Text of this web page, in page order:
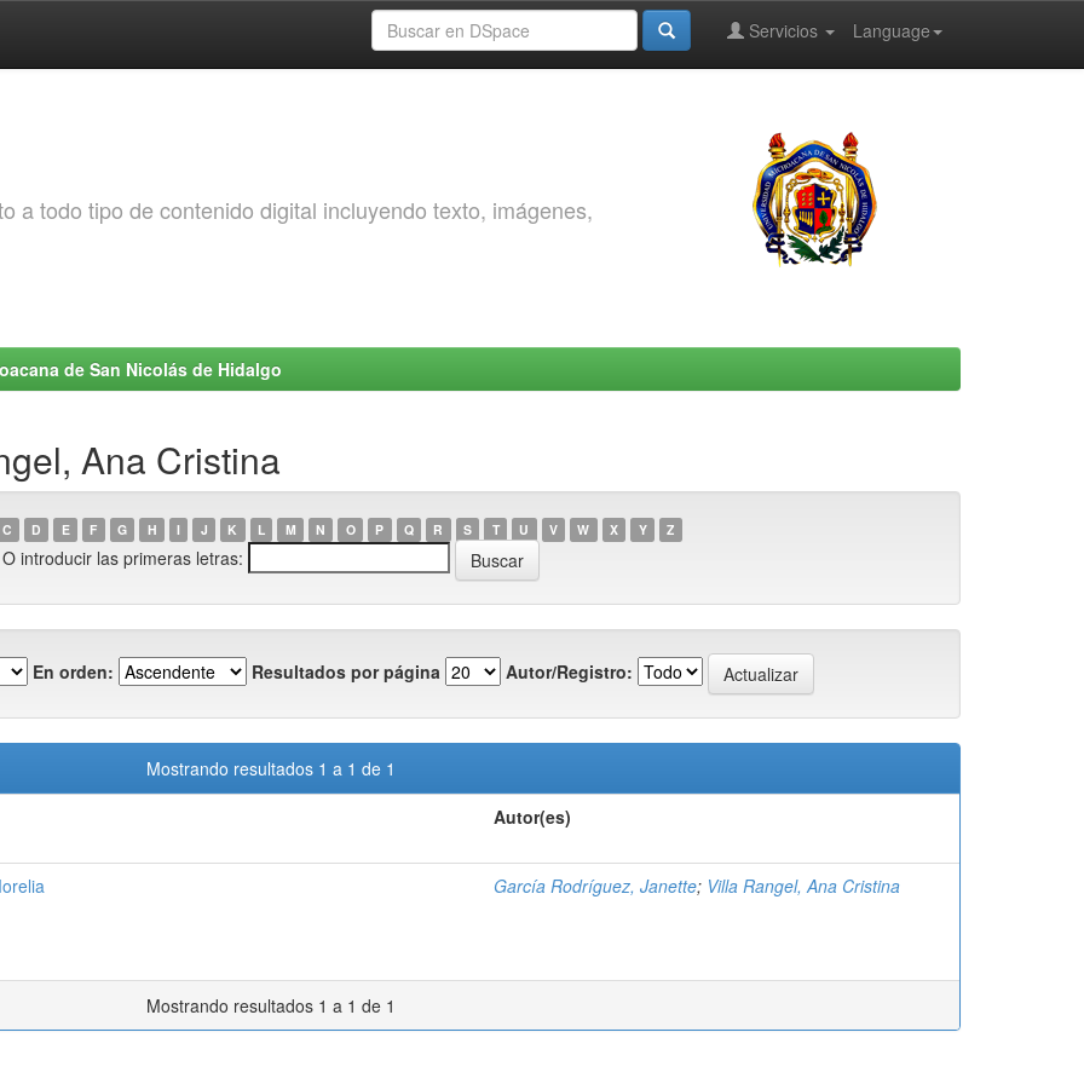
Language
Servicios
a todo tipo de contenido digital incluyendo texto, imágenes,
de San Nicolás de Hidalgo
Ana Cristina
C D E F G H I J K L M N O P Q R S T U V W X Y Z
O introducir las primeras letras:
En orden: Resultados por página Autor/Registro:
Mostrando resultados 1 a 1 de 1
Autor(es)
García Rodríguez, Janette; Villa Rangel, Ana Cristina
Mostrando resultados 1 a 1 de 1